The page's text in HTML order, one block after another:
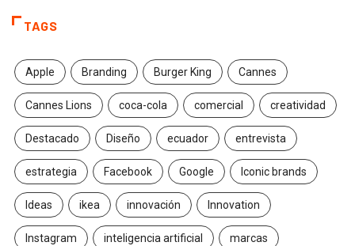
TAGS
Apple Branding Burger King Cannes
Cannes Lions coca-cola comercial creatividad
Destacado Diseño ecuador entrevista
estrategia Facebook Google Iconic brands
Ideas ikea innovación Innovation
Instagram inteligencia artificial marcas